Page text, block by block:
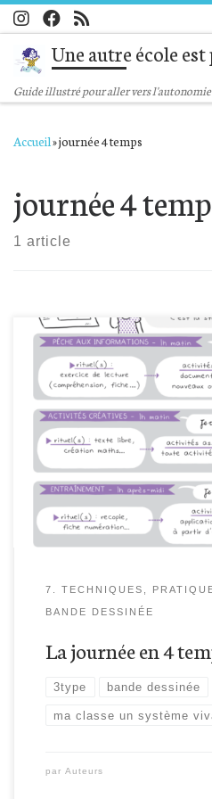
Passer au contenu
Une autre école
Guide illustré pour aller vers
Accueil»journée 4 temps
journée 4
1 article
7. TECHNIQUES,
BANDE DESSINÉE
La journée en 4
3type bande dessinée
ma classe un système
par Auteurs